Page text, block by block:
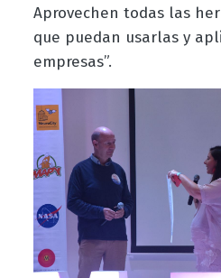
Aprovechen todas las
que puedan usarlas y
empresas”.